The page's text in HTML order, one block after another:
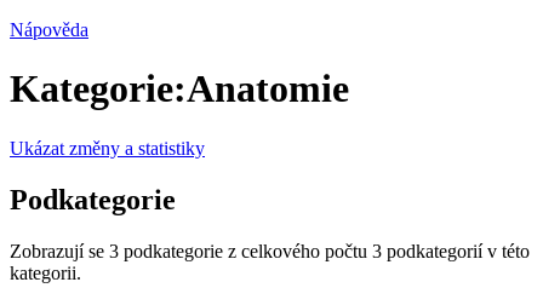
Nápověda
Kategorie:Anatomie
Ukázat změny a statistiky
Podkategorie
Zobrazují se 3 podkategorie z celkového počtu 3 podkategorií v této
kategorii.